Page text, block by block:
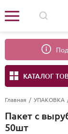
КАТАЛОГ
Главная / УПАКОВКА
Пакет с
50шт